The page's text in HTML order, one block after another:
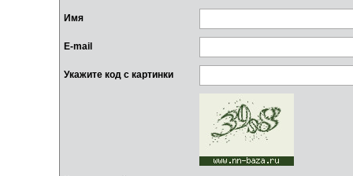
Имя
E-mail
Укажите код с картинки